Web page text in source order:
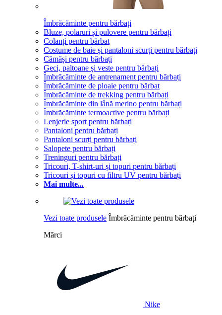
Îmbrăcăminte pentru bărbați
Bluze, polaruri și pulovere pentru bărbați
Colanți pentru bărbat
Costume de baie și pantaloni scurți pentru bărbați
Cămăși pentru bărbați
Geci, paltoane și veste pentru bărbați
Îmbrăcăminte de antrenament pentru bărbați
Îmbrăcăminte de ploaie pentru bărbat
Îmbrăcăminte de trekking pentru bărbați
Îmbrăcăminte din lână merino pentru bărbați
Îmbrăcăminte termoactive pentru bărbați
Lenjerie sport pentru bărbați
Pantaloni pentru bărbați
Pantaloni scurți pentru bărbați
Salopete pentru bărbați
Treninguri pentru bărbați
Tricouri, T-shirt-uri și topuri pentru bărbați
Tricouri și topuri cu filtru UV pentru bărbați
Mai multe...
Vezi toate produsele Îmbrăcăminte pentru bărbați
Mărci
Nike